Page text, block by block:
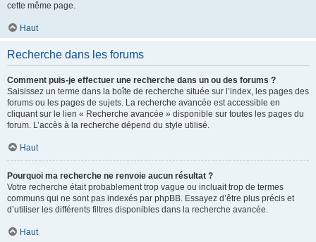
cette même page.
Haut
Recherche dans les forums
Comment puis-je effectuer une recherche dans un ou des forums ?
Saisissez un terme dans la boîte de recherche située sur l’index, les pages des
forums ou les pages de sujets. La recherche avancée est accessible en
cliquant sur le lien « Recherche avancée » disponible sur toutes les pages du
forum. L’accès à la recherche dépend du style utilisé.
Haut
Pourquoi ma recherche ne renvoie aucun résultat ?
Votre recherche était probablement trop vague ou incluait trop de termes
communs qui ne sont pas indexés par phpBB. Essayez d’être plus précis et
d’utiliser les différents filtres disponibles dans la recherche avancée.
Haut